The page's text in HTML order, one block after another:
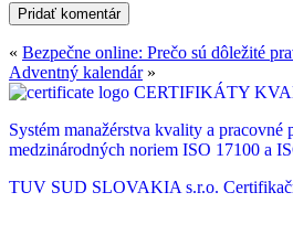
« Bezpečne online: Prečo sú dôležité
Adventný kalendár»
CERTIFIKÁTY
Systém manažérstva kvality a
medzinárodných noriem ISO 17100 a
TUV SUD SLOVAKIA s.r.o.